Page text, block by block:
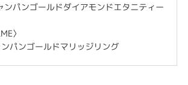
ンパンゴールドダイアモンドエタニティー
〉
パンゴールドマリッジリング